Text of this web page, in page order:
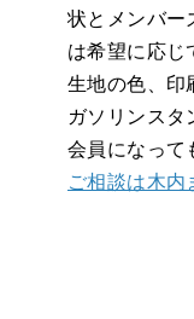
状とメンバー
は希望に応じ
生地の色、印
ガソリンスタ
会員になって
ご相談は木内